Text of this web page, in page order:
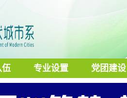
伍 专业设置 党团建设